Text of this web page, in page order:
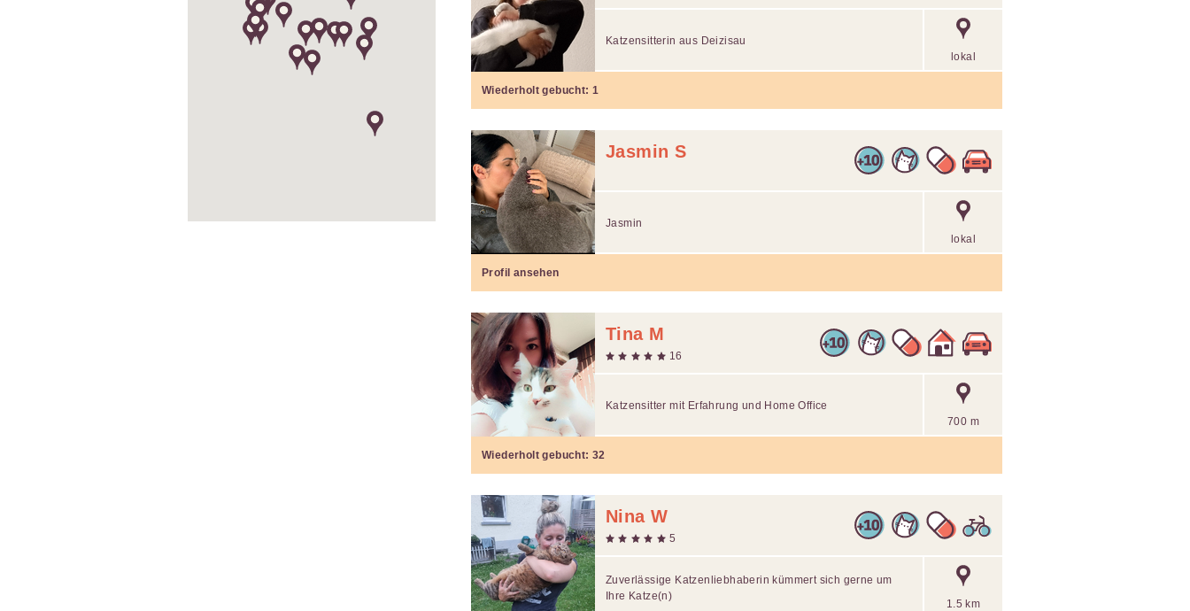
lokal
Katzensitterin aus Deizisau
Wiederholt gebucht:1
Jasmin S
lokal
Jasmin
Profil ansehen
Tina M
16
700 m
Katzensitter mit Erfahrung und Home Office
Wiederholt gebucht:32
Nina W
5
1.5 km
Zuverlässige Katzenliebhaberin kümmert sich gerne um
Ihre Katze(n)